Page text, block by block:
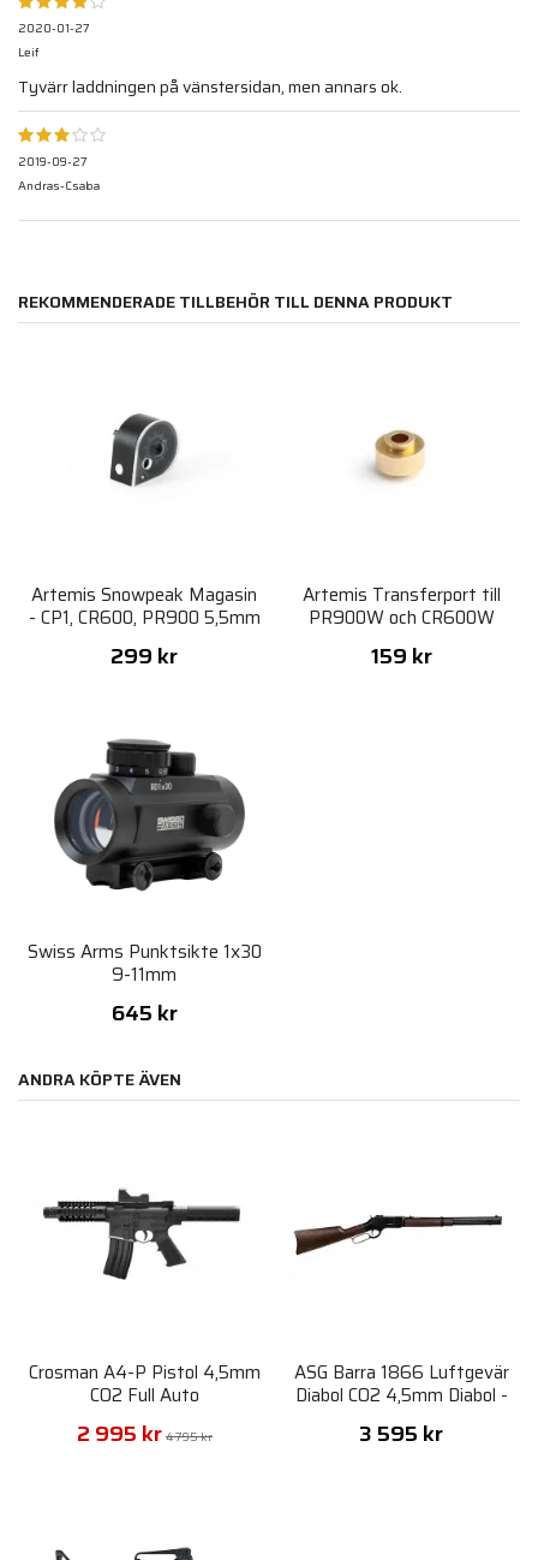
2020-01-27
Leif
Tyvärr laddningen på vänstersidan, men annars ok.
2019-09-27
Andras-Csaba
REKOMMENDERADE TILLBEHÖR TILL DENNA PRODUKT
Artemis Snowpeak Magasin
- CP1, CR600, PR900 5,5mm
299 kr
Artemis Transferport till
PR900W och CR600W
159 kr
Swiss Arms Punktsikte 1x30
9-11mm
645 kr
ANDRA KÖPTE ÄVEN
Crosman A4-P Pistol 4,5mm
CO2 Full Auto
2 995 kr 4 795 kr
ASG Barra 1866 Luftgevär
Diabol CO2 4,5mm Diabol -
3 595 kr